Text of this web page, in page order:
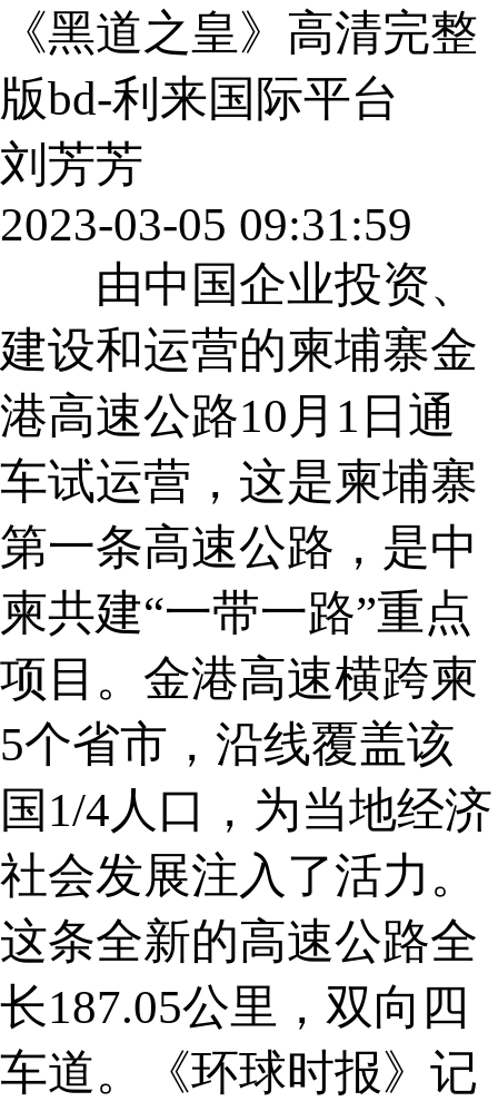
《黑道之皇》高清完整
版bd-利来国际平台
刘芳芳
2023-03-05 09:31:59
由中国企业投资、
建设和运营的柬埔寨金
港高速公路10月1日通
车试运营，这是柬埔寨
第一条高速公路，是中
柬共建“一带一路”重点
项目。金港高速横跨柬
5个省市，沿线覆盖该
国1/4人口，为当地经济
社会发展注入了活力。
这条全新的高速公路全
长187.05公里，双向四
车道。《环球时报》记